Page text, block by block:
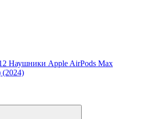
Наушники Apple AirPods Max
(2024)